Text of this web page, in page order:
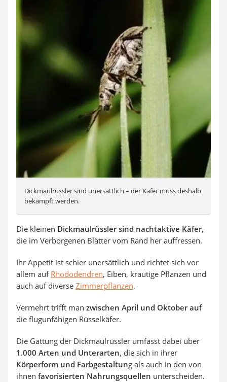
Dickmaulrüssler sind unersättlich – der Käfer muss deshalb
bekämpft werden.
Die kleinen Dickmaulrüssler sind nachtaktive Käfer,
die im Verborgenen Blätter vom Rand her auffressen.
Ihr Appetit ist schier unersättlich und richtet sich vor
allem auf Rhododendren, Eiben, krautige Pflanzen und
auch auf diverse Zimmerpflanzen.
Vermehrt trifft man zwischen April und Oktober auf
die flugunfähigen Rüsselkäfer.
Die Gattung der Dickmaulrüssler umfasst dabei über
1.000 Arten und Unterarten, die sich in ihrer
Körperform und Farbgestaltung als auch in den von
ihnen favorisierten Nahrungsquellen unterscheiden.